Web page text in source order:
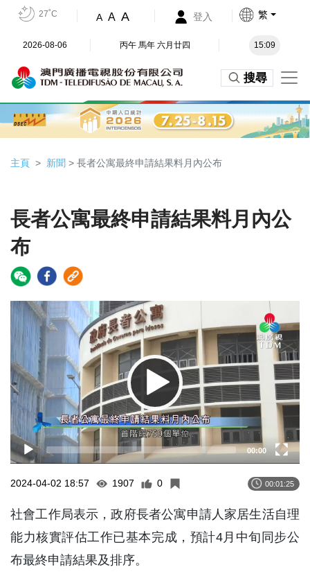
27˚C A A A 登入 繁
2026-08-06 丙午 馬年 六月廿四 15:09
搜尋
主頁 新聞 > 長者公寓最終申請結果料月內公布
長者公寓最終申請結果料月內公
布
Video
Player
00:00
2024-04-02 18:57 1907 0 00:01:25
社會工作局表示，政府長者公寓申請人家居生活自理
能力核實評估工作已基本完成，預計4月中旬同步公
布最終申請結果及排序。